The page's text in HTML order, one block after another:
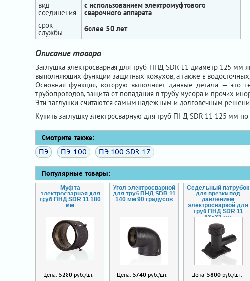
вид
соединения
с использованием электромуфтового
сварочного аппарата
срок
службы более 50 лет
Описание товара
Заглушка электросварная для труб ПНД SDR 11 диаметр 125 мм
выполняющих функции защитных кожухов, а также в
Основная функция, которую выполняет данные детали — это
трубопроводов, защита от попадания в трубу мусора и прочих
Эти заглушки считаются самым надежным и долговечным
Купить заглушку электросварную для труб ПНД SDR 11 125 мм по
Смотрите также:
ПЭ ПЭ-100 ПЭ 100 SDR 17
Популярные товары:
Муфта
электросварная для
труб ПНД SDR 11 180
мм
Цена: 5280 руб./шт.
Угол электросварной
для труб ПНД SDR 11
140 мм 90 градусов
Цена: 5740 руб./шт.
Седельный патрубок
для врезки под
давлением
электросварной для
труб ПНД SDR 11
63х32 мм
Цена: 5800руб./шт.